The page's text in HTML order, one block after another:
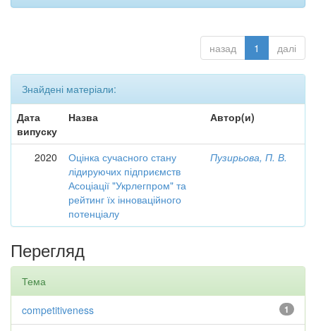
назад 1 далі
Знайдені матеріали:
Дата
випуску
Назва Автор(и)
2020
Оцінка сучасного стану
лідируючих підприємств
Асоціації "Укрлегпром" та
рейтинг їх інноваційного
потенціалу
Пузирьова, П. В.
Перегляд
Тема
1
competitiveness